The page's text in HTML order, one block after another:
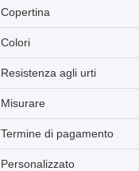
Copertina
Colori
Resistenza agli urti
Misurare
Termine di pagamento
Personalizzato